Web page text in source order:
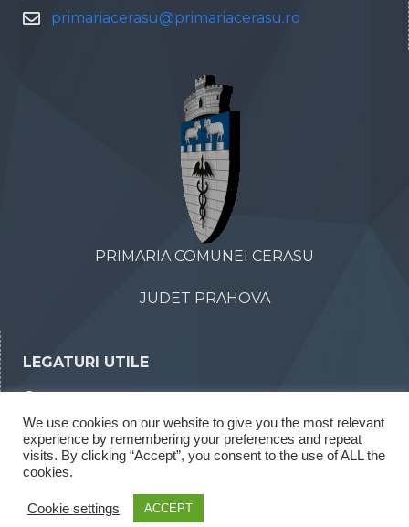
primariacerasu@primariacerasu.ro
PRIMARIA COMUNEI CERASU
JUDET PRAHOVA
LEGATURI UTILE
Declaratii de interese
Rapoarte legea 52/2003
We use cookies on our website to give you the most relevant
experience by remembering your preferences and repeat
visits. By clicking “Accept”, you consent to the use of ALL the
cookies.
Cookie settings ACCEPT